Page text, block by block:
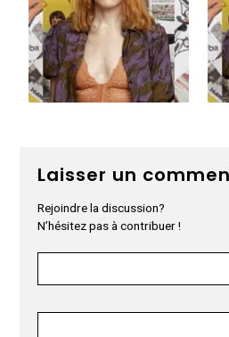
Laisser un
Rejoindre la discussion?
N’hésitez pas à contribuer !